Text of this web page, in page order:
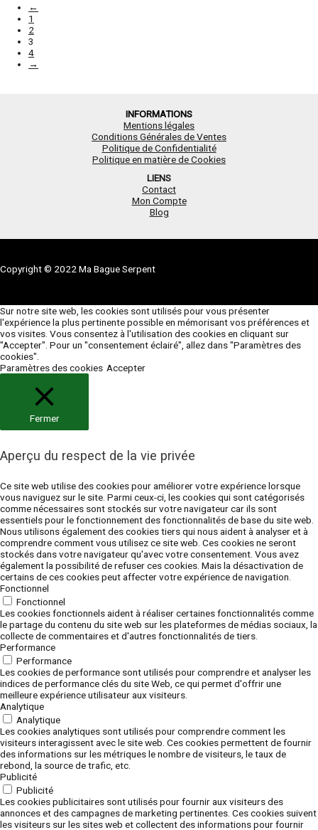
←
1
2
3
4
→
INFORMATIONS
Mentions légales
Conditions Générales de Ventes
Politique de Confidentialité
Politique en matière de Cookies
LIENS
Contact
Mon Compte
Blog
Copyright © 2022 Ma Bague Serpent
Sur notre site web, les cookies sont utilisés pour vous présenter
l'expérience la plus pertinente possible en mémorisant vos préférences et
vos visites. Vous consentez à l'utilisation des cookies en cliquant sur
"Accepter". Pour un "consentement éclairé", allez dans "Paramètres des
cookies".
Paramètres des cookies Accepter
Fermer
Aperçu du respect de la vie privée
Ce site web utilise des cookies pour améliorer votre expérience lorsque
vous naviguez sur le site. Parmi ceux-ci, les cookies qui sont catégorisés
comme nécessaires sont stockés sur votre navigateur car ils sont
essentiels pour le fonctionnement des fonctionnalités de base du site web.
Nous utilisons également des cookies tiers qui nous aident à analyser et à
comprendre comment vous utilisez ce site web. Ces cookies ne seront
stockés dans votre navigateur qu'avec votre consentement. Vous avez
également la possibilité de refuser ces cookies. Mais la désactivation de
certains de ces cookies peut affecter votre expérience de navigation.
Fonctionnel
Fonctionnel
Les cookies fonctionnels aident à réaliser certaines fonctionnalités comme
le partage du contenu du site web sur les plateformes de médias sociaux, la
collecte de commentaires et d'autres fonctionnalités de tiers.
Performance
Performance
Les cookies de performance sont utilisés pour comprendre et analyser les
indices de performance clés du site Web, ce qui permet d'offrir une
meilleure expérience utilisateur aux visiteurs.
Analytique
Analytique
Les cookies analytiques sont utilisés pour comprendre comment les
visiteurs interagissent avec le site web. Ces cookies permettent de fournir
des informations sur les métriques le nombre de visiteurs, le taux de
rebond, la source de trafic, etc.
Publicité
Publicité
Les cookies publicitaires sont utilisés pour fournir aux visiteurs des
annonces et des campagnes de marketing pertinentes. Ces cookies suivent
les visiteurs sur les sites web et collectent des informations pour fournir